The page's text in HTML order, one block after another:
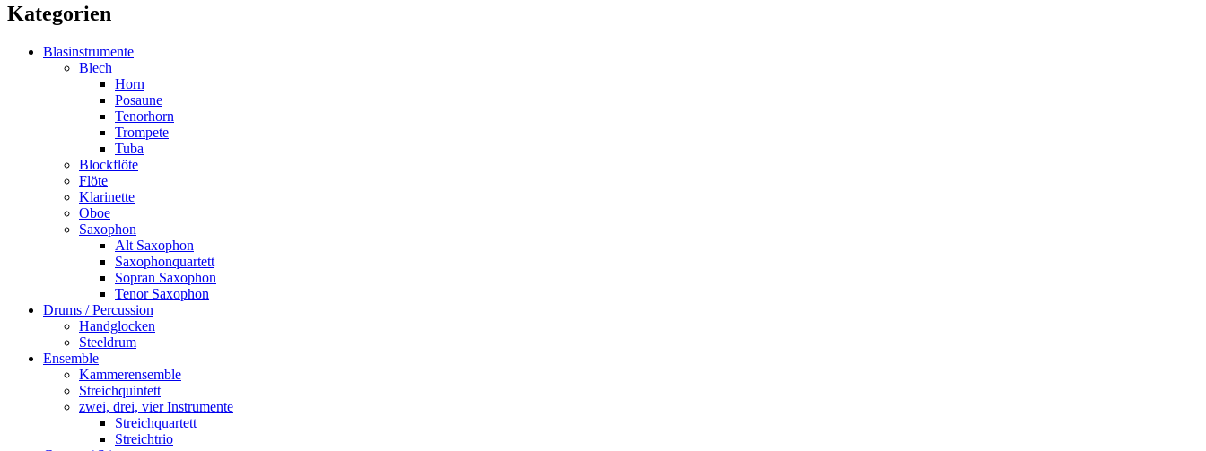
Kategorien
Blasinstrumente
Blech
Horn
Posaune
Tenorhorn
Trompete
Tuba
Blockflöte
Flöte
Klarinette
Oboe
Saxophon
Alt Saxophon
Saxophonquartett
Sopran Saxophon
Tenor Saxophon
Drums / Percussion
Handglocken
Steeldrum
Ensemble
Kammerensemble
Streichquintett
zwei, drei, vier Instrumente
Streichquartett
Streichtrio